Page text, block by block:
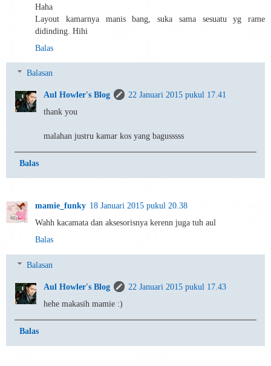
Haha
Layout kamarnya manis bang, suka sama sesuatu yg rame
didinding. Hihi
Balas
Balasan
Aul Howler's Blog
22 Januari 2015 pukul 17.41
thank you
malahan justru kamar kos yang bagusssss
Balas
mamie_funky 18 Januari 2015 pukul 20.38
Wahh kacamata dan aksesorisnya kerenn juga tuh aul
Balas
Balasan
Aul Howler's Blog
22 Januari 2015 pukul 17.43
hehe makasih mamie :)
Balas